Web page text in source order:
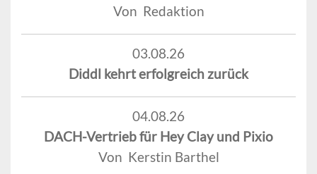
Von Redaktion
03.08.26
Diddl kehrt erfolgreich zurück
04.08.26
DACH-Vertrieb für Hey Clay und Pixio
Von Kerstin Barthel